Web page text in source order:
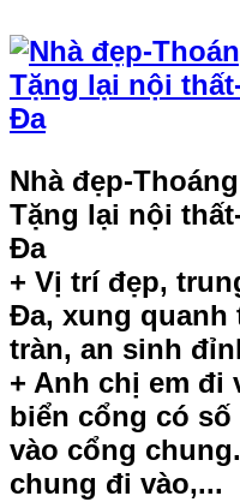
Nhà đẹp-
Tặng lại nội
Đa
+ Vị trí đẹp,
Đa, xung quanh
tràn, an sinh
+ Anh chị em đi
biển cổng có số
vào cổng
chung đi vào,...